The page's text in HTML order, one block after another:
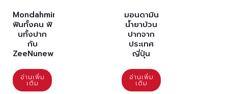
Mondahmin
ฟินทั้งคน ฟิ
นทั้งปาก
กับ
ZeeNunew
อ่านเพิ่ม
เติม
มอนดามิน
น้ำยาบ้วน
ปากจาก
ประเทศ
ญี่ปุ่น
อ่านเพิ่ม
เติม